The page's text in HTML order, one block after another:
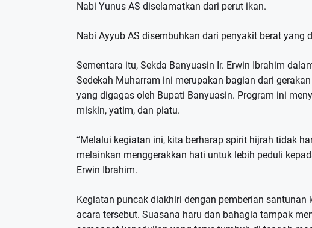
Nabi Yunus AS diselamatkan dari perut ikan.
Nabi Ayyub AS disembuhkan dari penyakit berat yang
Sementara itu, Sekda Banyuasin Ir. Erwin Ibrahim
Sedekah Muharram ini merupakan bagian dari
yang digagas oleh Bupati Banyuasin. Program ini
miskin, yatim, dan piatu.
“Melalui kegiatan ini, kita berharap spirit hijrah tidak
melainkan menggerakkan hati untuk lebih peduli
Erwin Ibrahim.
Kegiatan puncak diakhiri dengan pemberian
acara tersebut. Suasana haru dan bahagia tampak